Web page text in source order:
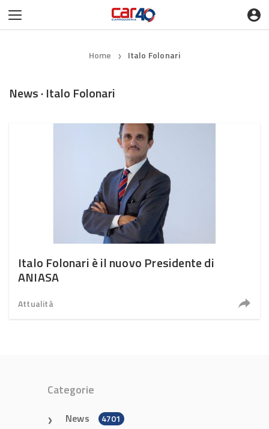
Home ❯ Italo Folonari
News · Italo Folonari
Italo Folonari è il nuovo Presidente di
ANIASA
Attualità
Categorie
News 4701